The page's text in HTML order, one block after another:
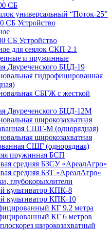
СБ
универсальный “Поток-25”
СБ Устройство
СБ Устройство
для сеялок СКП 2.1
и пружинные
Двуреченского БЦД-19
гидрофицированная
СБГЖ с жесткой
Двуреченского БЦД-12М
широкозахватная
СШГ-М (однорядная)
широкозахватная
СШГ (однорядная)
пружинная БСП
средняя БЗСУ «АреалАгро»
средняя БЗТ «АреалАгро»
глубокорыхлители
культиватор КПК-8
культиватор КПК-10
КГ 9.2 метра
КГ 6 метров
широкозахватный